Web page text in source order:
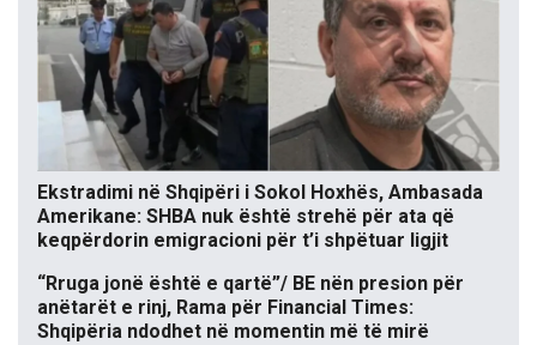
Ekstradimi në Shqipëri i Sokol Hoxhës, Ambasada
Amerikane: SHBA nuk është strehë për ata që
keqpërdorin emigracioni për t’i shpëtuar ligjit
“Rruga jonë është e qartë”/ BE nën presion për
anëtarët e rinj, Rama për Financial Times:
Shqipëria ndodhet në momentin më të mirë